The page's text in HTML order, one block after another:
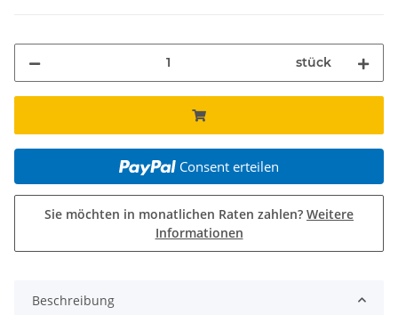
stück
Consent erteilen
Sie möchten in monatlichen Raten zahlen? Weitere
Informationen
Beschreibung